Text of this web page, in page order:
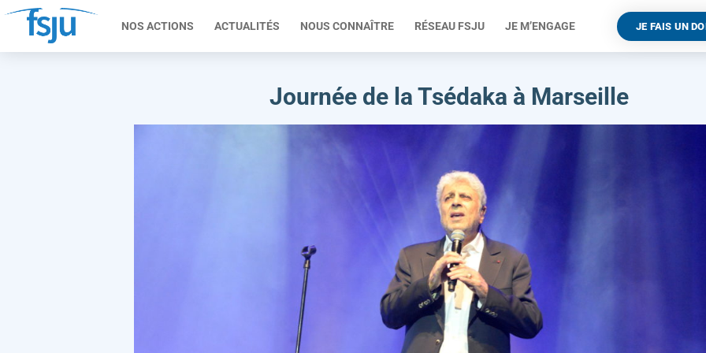
NOS ACTIONS ACTUALITÉS NOUS CONNAÎTRE RÉSEAU FSJU JE M’ENGAGE JE FAIS UN
Journée de la Tsédaka à Marseille